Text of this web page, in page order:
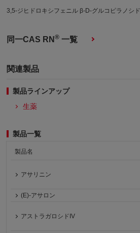
3,5-ジヒドロキシフェニル β-D-グルコピラノシド
同一CAS RN® 一覧
関連製品
製品ラインアップ
生薬
製品一覧
製品名
アサリニン
(E)-アサロン
アストラガロシドIV